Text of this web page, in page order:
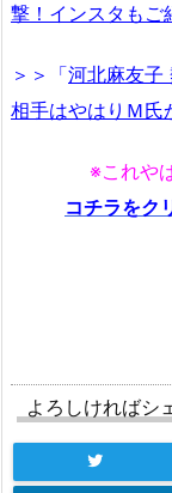
撃！インスタもご
＞＞「河北麻友子
相手はやはりＭ氏
※これや
コチラをク
よろしければシ